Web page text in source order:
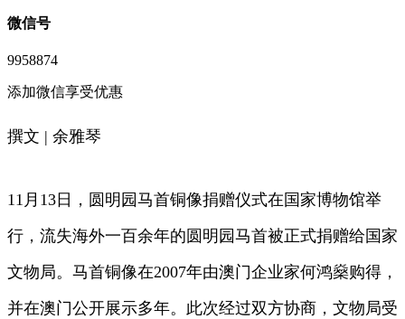
微信号
9958874
添加微信享受优惠
撰文 | 余雅琴
11月13日，圆明园马首铜像捐赠仪式在国家博物馆举
行，流失海外一百余年的圆明园马首被正式捐赠给国家
文物局。马首铜像在2007年由澳门企业家何鸿燊购得，
并在澳门公开展示多年。此次经过双方协商，文物局受